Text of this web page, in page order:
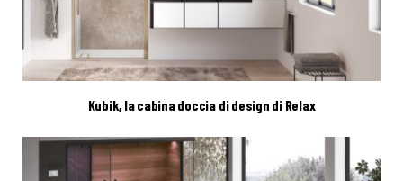
Kubik, la cabina doccia di design di Relax